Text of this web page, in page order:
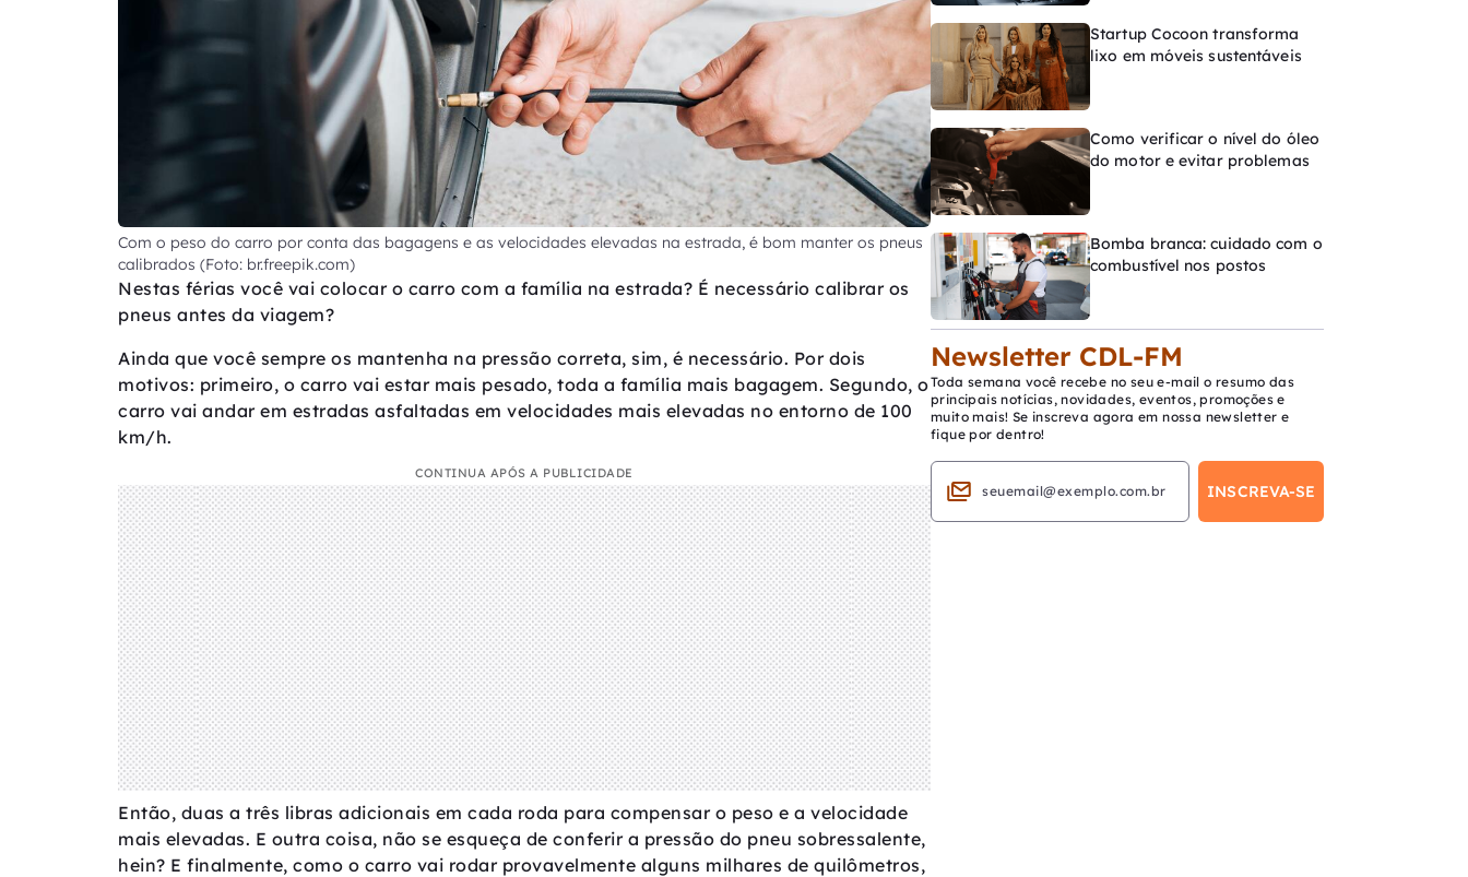
Com o peso do carro por conta das bagagens e as velocidades elevadas na estrada, é bom manter os pneus
calibrados (Foto: br.freepik.com)
Nestas férias você vai colocar o carro com a família na estrada? É necessário calibrar os
pneus antes da viagem?
Ainda que você sempre os mantenha na pressão correta, sim, é necessário. Por dois
motivos: primeiro, o carro vai estar mais pesado, toda a família mais bagagem. Segundo, o
carro vai andar em estradas asfaltadas em velocidades mais elevadas no entorno de 100
km/h.
CONTINUA APÓS A PUBLICIDADE
Então, duas a três libras adicionais em cada roda para compensar o peso e a velocidade
mais elevadas. E outra coisa, não se esqueça de conferir a pressão do pneu sobressalente,
hein? E finalmente, como o carro vai rodar provavelmente alguns milhares de quilômetros,
Startup Cocoon transforma
lixo em móveis sustentáveis
Como verificar o nível do óleo
do motor e evitar problemas
Bomba branca: cuidado com o
combustível nos postos
Newsletter CDL-FM
Toda semana você recebe no seu e-mail o resumo das
principais notícias, novidades, eventos, promoções e
muito mais! Se inscreva agora em nossa newsletter e
fique por dentro!